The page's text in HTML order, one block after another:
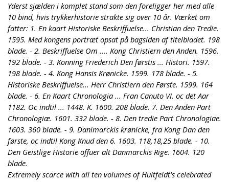
Yderst sjælden i komplet stand som den foreligger her med alle
10 bind, hvis trykkerhistorie strakte sig over 10 år. Værket om
fatter: 1. En kaart Historiske Beskriffuelse... Christian den Tredie.
1595. Med kongens portræt opsat på bagsiden af titelbladet. 198
blade. - 2. Beskriffuelse Om .... Kong Christiern den Anden. 1596.
192 blade. - 3. Konning Friederich Den førstis ... Histori. 1597.
198 blade. - 4. Kong Hansis Krønicke. 1599. 178 blade. - 5.
Historiske Beskriffuelse... Herr Christiern den Første. 1599. 164
blade. - 6. En Kaart Chronologia ... Fran Canuto VI. oc det Aar
1182. Oc indtil ... 1448. K. 1600. 208 blade. 7. Den Anden Part
Chronologiæ. 1601. 332 blade. - 8. Den tredie Part Chronologiae.
1603. 360 blade. - 9. Danimarckis krønicke, fra Kong Dan den
første, oc indtil Kong Knud den 6. 1603. 118,18,25 blade. - 10.
Den Geistlige Historie offuer alt Danmarckis Rige. 1604. 120
blade.
Extremely scarce with all ten volumes of Huitfeldt's celebrated